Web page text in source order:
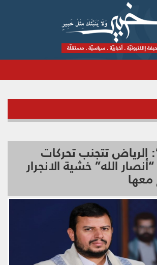
الرياض تتجنب تحركات
الله” خشية الانجرار